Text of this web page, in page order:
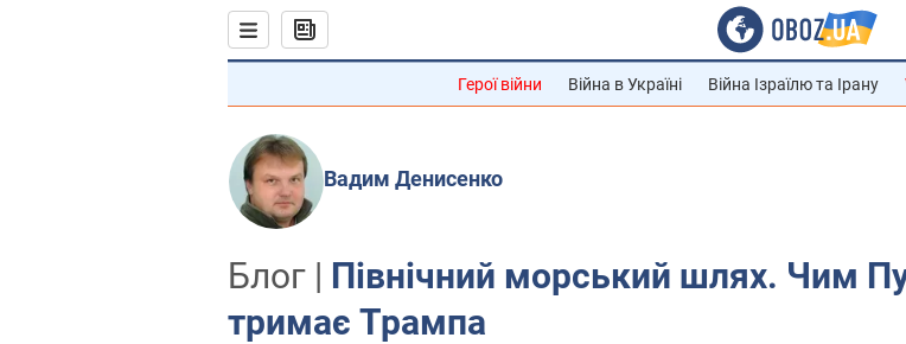
Герої війни Війна в Україні Війна Ізраїлю та Ірану
Вадим Денисенко
Блог | Північний морський шлях. Чим
тримає Трампа